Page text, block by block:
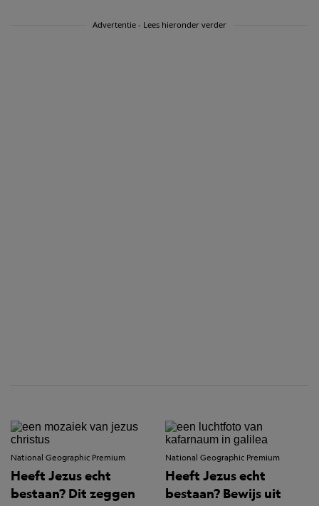
Advertentie - Lees hieronder verder
National Geographic Premium
Heeft Jezus echt
bestaan? Dit zeggen
National Geographic Premium
Heeft Jezus echt
bestaan? Bewijs uit